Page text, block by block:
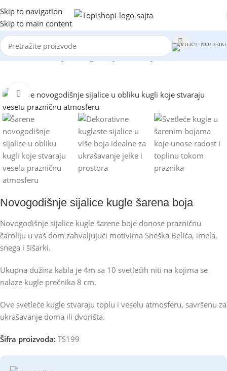
Skip to navigation
Skip to main content
Početna/Dekoracija/Novogodišnja dekoracija
Kliknite za uvećanje
Novogodišnje sijalice kugle šarena boja
Novogodišnje sijalice kugle šarene boje donose prazničnu
čaroliju u vaš dom zahvaljujući motivima Sneška Belića, imela,
snega i šišarki.
Ukupna dužina kabla je 4m sa 10 svetlećih niti na kojima se
nalaze kugle prečnika 8 cm.
Ove svetleće kugle stvaraju toplu i veselu atmosferu, savršenu za
ukrašavanje doma ili dvorišta.
Šifra proizvoda: TS199